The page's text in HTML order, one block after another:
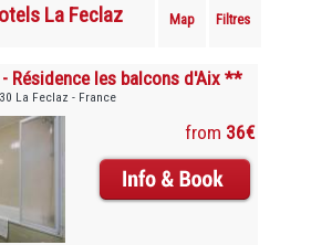
La Feclaz Map Filtres
Résidence les balcons d'Aix **
La Feclaz - France
from 36€